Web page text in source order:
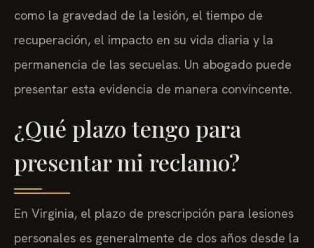
como la gravedad de la lesión, el tiempo de
recuperación, el impacto en su vida diaria y la
permanencia de las secuelas. Un abogado puede
presentar esta evidencia de manera convincente.
¿Qué plazo tengo para
presentar mi reclamo?
En Virginia, el plazo de prescripción para lesiones
personales es generalmente de dos años desde la